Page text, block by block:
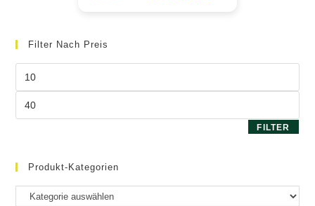
Filter Nach Preis
FILTER
Produkt-Kategorien